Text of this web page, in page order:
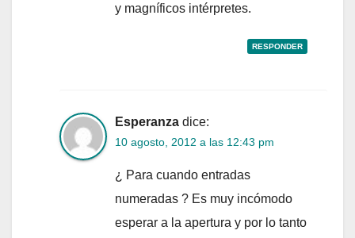
y magníficos intérpretes.
RESPONDER
Esperanza dice:
10 agosto, 2012 a las 12:43 pm
¿ Para cuando entradas
numeradas ? Es muy incómodo
esperar a la apertura y por lo tanto